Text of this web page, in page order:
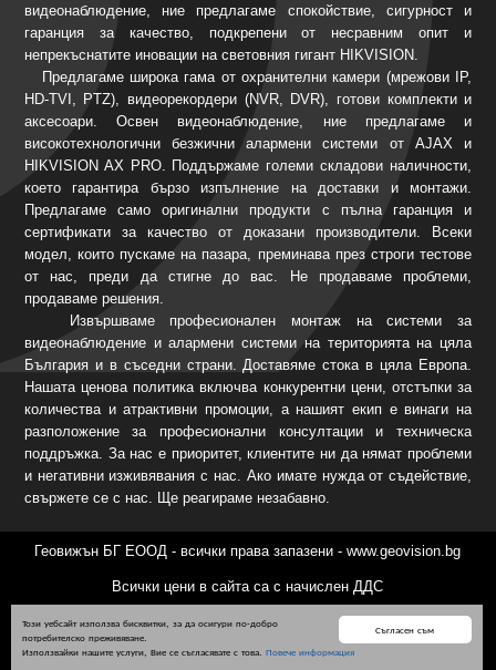
Съгласен съм
Този уебсайт използва бисквитки, за да осигури по-добро
потребителско преживяване.
Използвайки нашите услуги, Вие се съгласявате с това. Повече информация
видеонаблюдение, ние предлагаме спокойствие, сигурност и
гаранция за качество, подкрепени от несравним опит и
непрекъснатите иновации на световния гигант HIKVISION.
Предлагаме широка гама от охранителни камери (мрежови IP,
HD-TVI, PTZ), видеорекордери (NVR, DVR), готови комплекти и
аксесоари. Освен видеонаблюдение, ние предлагаме и
високотехнологични безжични алармени системи от AJAX и
HIKVISION AX PRO. Поддържаме големи складови наличности,
което гарантира бързо изпълнение на доставки и монтажи.
Предлагаме само оригинални продукти с пълна гаранция и
сертификати за качество от доказани производители. Всеки
модел, които пускаме на пазара, преминава през строги тестове
от нас, преди да стигне до вас. Не продаваме проблеми,
продаваме решения.
Извършваме професионален монтаж на системи за
видеонаблюдение и алармени системи на територията на цяла
България и в съседни страни. Доставяме стока в цяла Европа.
Нашата ценова политика включва конкурентни цени, отстъпки за
количества и атрактивни промоции, а нашият екип е винаги на
разположение за професионални консултации и техническа
поддръжка. За нас е приоритет, клиентите ни да нямат проблеми
и негативни изживявания с нас. Ако имате нужда от съдействие,
свържете се с нас. Ще реагираме незабавно.
Геовижън БГ ЕООД - всички права запазени - www.geovision.bg
Всички цени в сайта са с начислен ДДС